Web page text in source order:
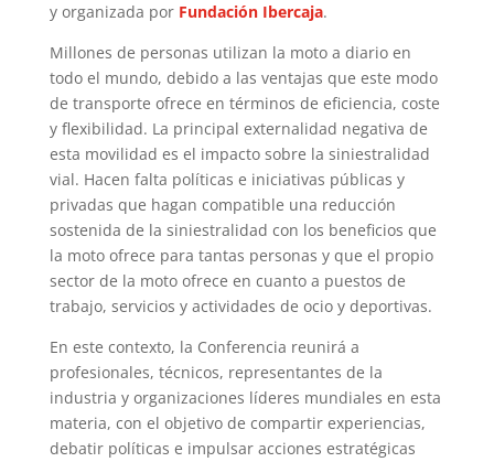
y organizada por Fundación Ibercaja.
Millones de personas utilizan la moto a diario en
todo el mundo, debido a las ventajas que este modo
de transporte ofrece en términos de eficiencia, coste
y flexibilidad. La principal externalidad negativa de
esta movilidad es el impacto sobre la siniestralidad
vial. Hacen falta políticas e iniciativas públicas y
privadas que hagan compatible una reducción
sostenida de la siniestralidad con los beneficios que
la moto ofrece para tantas personas y que el propio
sector de la moto ofrece en cuanto a puestos de
trabajo, servicios y actividades de ocio y deportivas.
En este contexto, la Conferencia reunirá a
profesionales, técnicos, representantes de la
industria y organizaciones líderes mundiales en esta
materia, con el objetivo de compartir experiencias,
debatir políticas e impulsar acciones estratégicas